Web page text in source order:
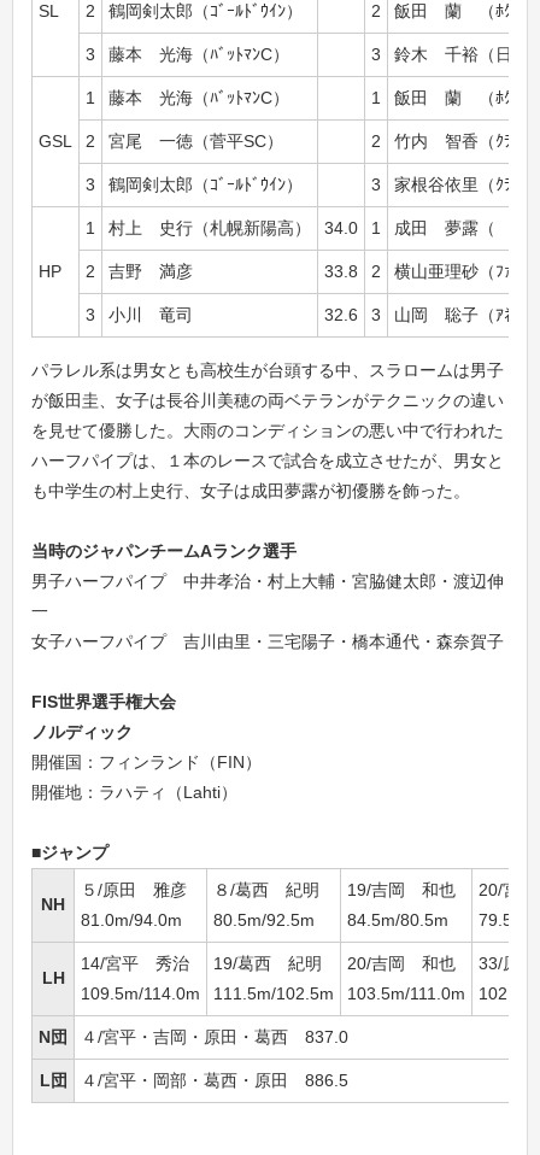
SL 2 鶴岡剣太郎（ｺﾞｰﾙﾄﾞｳｲﾝ） 2 飯田 蘭 （ﾎｸﾄｽﾎ
3 藤本 光海（ﾊﾞｯﾄﾏﾝC） 3 鈴木 千裕（日体
GSL
1 藤本 光海（ﾊﾞｯﾄﾏﾝC） 1 飯田 蘭 （ﾎｸﾄｽﾎ
2 宮尾 一徳（菅平SC） 2 竹内 智香（ｸﾗｰｸ
3 鶴岡剣太郎（ｺﾞｰﾙﾄﾞｳｲﾝ） 3 家根谷依里（ｸﾗｰｸ
HP
1 村上 史行（札幌新陽高） 34.0 1 成田 夢露（
2 吉野 満彦 33.8 2 横山亜理砂（ﾌｧﾝｸ
3 小川 竜司 32.6 3 山岡 聡子（ｱﾈｯｸｽ
パラレル系は男女とも高校生が台頭する中、スラロームは男子
が飯田圭、女子は長谷川美穂の両ベテランがテクニックの違い
を見せて優勝した。大雨のコンディションの悪い中で行われた
ハーフパイプは、１本のレースで試合を成立させたが、男女と
も中学生の村上史行、女子は成田夢露が初優勝を飾った。
当時のジャパンチームAランク選手
男子ハーフパイプ 中井孝治・村上大輔・宮脇健太郎・渡辺伸
一
女子ハーフパイプ 吉川由里・三宅陽子・橋本通代・森奈賀子
FIS世界選手権大会
ノルディック
開催国：フィンランド（FIN）
開催地：ラハティ（Lahti）
■ジャンプ
NH
５/原田 雅彦
81.0m/94.0m
８/葛西 紀明
80.5m/92.5m
19/吉岡 和也
84.5m/80.5m
20/宮
79.5m/
LH
14/宮平 秀治
109.5m/114.0m
19/葛西 紀明
111.5m/102.5m
20/吉岡 和也
103.5m/111.0m
33/原
102.0m
N団 ４/宮平・吉岡・原田・葛西 837.0
L団 ４/宮平・岡部・葛西・原田 886.5